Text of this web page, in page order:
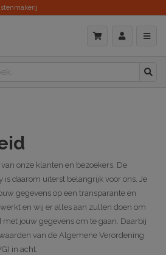
onze klanten en bezoekers. De
is daarom uiterst belangrijk voor ons. Je
gegevens op een transparante en
en wij er alles aan zullen doen om
jouw gegevens om te gaan. Daarbij
van de Algemene Verordening
in acht.